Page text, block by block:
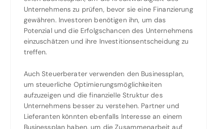
Unternehmens zu prüfen, bevor sie eine Finanzierung
gewähren. Investoren benötigen ihn, um das
Potenzial und die Erfolgschancen des Unternehmens
einzuschätzen und ihre Investitionsentscheidung zu
treffen.
Auch Steuerberater verwenden den Businessplan,
um steuerliche Optimierungsmöglichkeiten
aufzuzeigen und die finanzielle Struktur des
Unternehmens besser zu verstehen. Partner und
Lieferanten könnten ebenfalls Interesse an einem
Businessplan haben, um die Zusammenarbeit auf